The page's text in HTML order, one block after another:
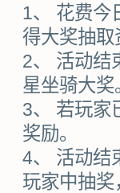
1、 花费今
得大奖抽取
2、 活动结
星坐骑大奖
3、 若玩家
奖励。
4、 活动结
玩家中抽